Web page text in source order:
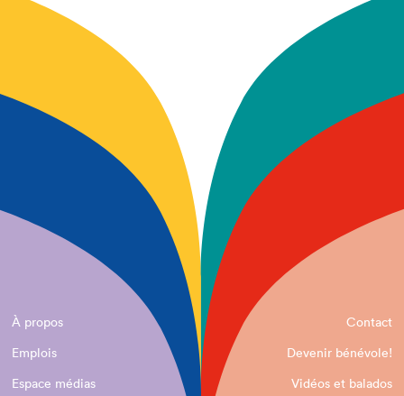
À propos
Contact
Emplois
Devenir bénévole!
Espace médias
Vidéos et balados